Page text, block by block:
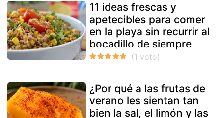
11 ideas frescas y
apetecibles para comer
en la playa sin recurrir al
bocadillo de siempre
¿Por qué a las frutas de
verano les sientan tan
bien la sal, el limón y las